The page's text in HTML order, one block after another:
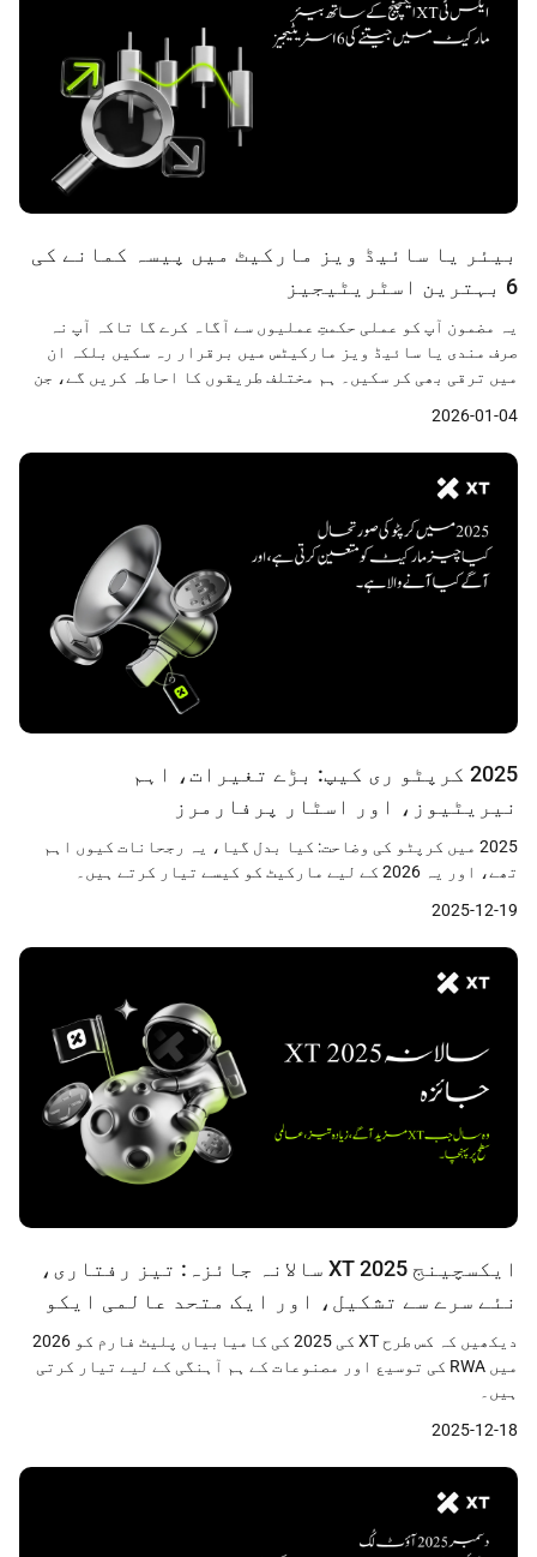
بیئر یا سائیڈ ویز مارکیٹ میں پیسہ کمانے کی
6 بہترین اسٹریٹیجیز
یہ مضمون آپ کو عملی حکمتِ عملیوں سے آگاہ کرے گا تاکہ آپ نہ
صرف مندی یا سائیڈ ویز مارکیٹس میں برقرار رہ سکیں بلکہ ان
میں ترقی بھی کر سکیں۔ ہم مختلف طریقوں کا احاطہ کریں گے، جن
ایکسچینج کی جانب سے فراہم کردہ سہولیات—کس طرح آپ کو
اعتماد کے ساتھ ان ادوار سے نمٹنے میں مدد دے سکتی ہیں۔
2026-01-04
2025 کرپٹو ری کیپ: بڑے تغیرات، اہم
نیریٹیوز، اور اسٹار پرفارمرز
2025 میں کرپٹو کی وضاحت: کیا بدل گیا، یہ رجحانات کیوں اہم
تھے، اور یہ 2026 کے لیے مارکیٹ کو کیسے تیار کرتے ہیں۔
2025-12-19
ایکسچینج XT 2025 سالانہ جائزہ: تیز رفتاری،
نئے سرے سے تشکیل، اور ایک متحد عالمی ایکو
سسٹم کا عروج
دیکھیں کہ کس طرح XT کی 2025 کی کامیابیاں پلیٹ فارم کو 2026
میں RWA کی توسیع اور مصنوعات کے ہم آہنگی کے لیے تیار کرتی
ہیں۔
2025-12-18